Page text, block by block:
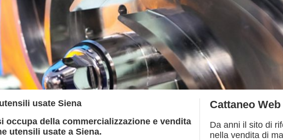
usate Siena
occupa della commercializzazione e vendita
utensili usate a Siena.
Cattaneo Web
Da anni il sito di
nella vendita di